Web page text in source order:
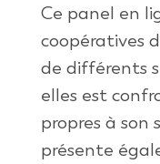
Ce panel en
coopératives
de différents
elles est
propres à son
présente